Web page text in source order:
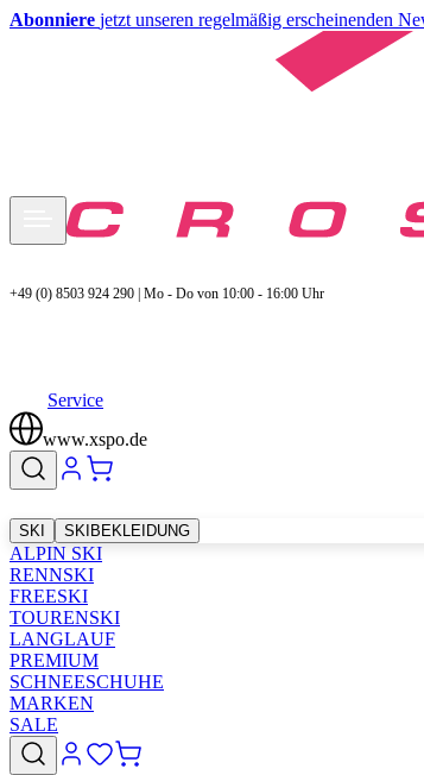
Abonniere jetzt unseren regelmäßig erscheinenden
+49 (0) 8503 924 290 | Mo - Do von 10:00 - 16:00 Uhr
Service
www.xspo.de
SKI SKIBEKLEIDUNG
ALPIN SKI
RENNSKI
FREESKI
TOURENSKI
LANGLAUF
PREMIUM
SCHNEESCHUHE
MARKEN
SALE